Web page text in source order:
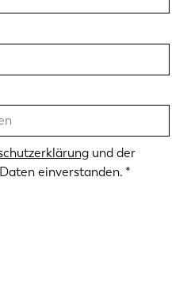
und der
einverstanden.